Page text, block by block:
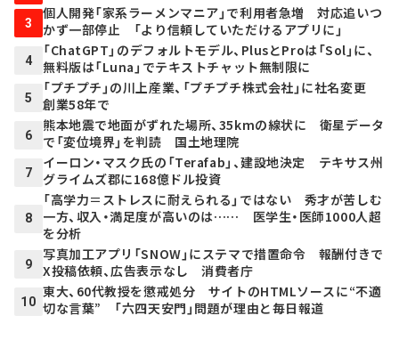
3
個人開発「家系ラーメンマニア」で利用者急増 対応追いつ
かず一部停止 「より信頼していただけるアプリに」
4
「ChatGPT」のデフォルトモデル、PlusとProは「Sol」に、
無料版は「Luna」でテキストチャット無制限に
5
「プチプチ」の川上産業、「プチプチ株式会社」に社名変更
創業58年で
6
熊本地震で地面がずれた場所、35kmの線状に 衛星データ
で「変位境界」を判読 国土地理院
7
イーロン・マスク氏の「Terafab」、建設地決定 テキサス州
グライムズ郡に168億ドル投資
8
「高学力＝ストレスに耐えられる」ではない 秀才が苦しむ
一方、収入・満足度が高いのは…… 医学生・医師1000人超
を分析
9
写真加工アプリ「SNOW」にステマで措置命令 報酬付きで
X投稿依頼、広告表示なし 消費者庁
10
東大、60代教授を懲戒処分 サイトのHTMLソースに“不適
切な言葉” 「六四天安門」問題が理由と毎日報道